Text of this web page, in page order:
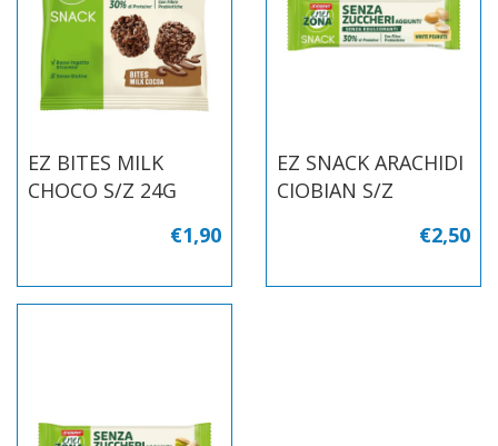
EZ BITES MILK
CHOCO S/Z 24G
€1,90
EZ SNACK ARACHIDI
CIOBIAN S/Z
€2,50